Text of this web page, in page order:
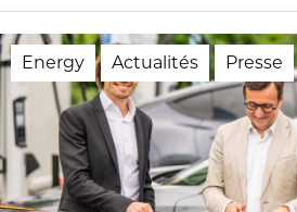
Energy Actualités Presse